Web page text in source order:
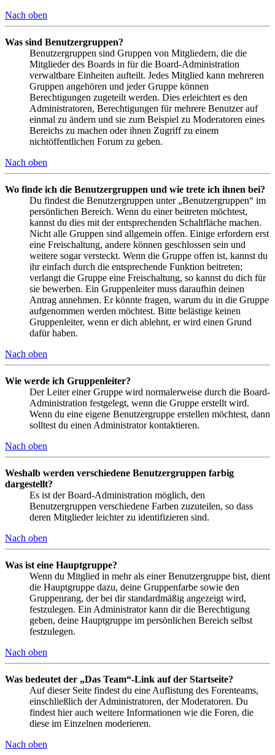
Nach oben
Was sind Benutzergruppen?
Benutzergruppen sind Gruppen von Mitgliedern, die die
Mitglieder des Boards in für die Board-Administration
verwaltbare Einheiten aufteilt. Jedes Mitglied kann mehreren
Gruppen angehören und jeder Gruppe können
Berechtigungen zugeteilt werden. Dies erleichtert es den
Administratoren, Berechtigungen für mehrere Benutzer auf
einmal zu ändern und sie zum Beispiel zu Moderatoren eines
Bereichs zu machen oder ihnen Zugriff zu einem
nichtöffentlichen Forum zu geben.
Nach oben
Wo finde ich die Benutzergruppen und wie trete ich ihnen bei?
Du findest die Benutzergruppen unter „Benutzergruppen“ im
persönlichen Bereich. Wenn du einer beitreten möchtest,
kannst du dies mit der entsprechenden Schaltfläche machen.
Nicht alle Gruppen sind allgemein offen. Einige erfordern erst
eine Freischaltung, andere können geschlossen sein und
weitere sogar versteckt. Wenn die Gruppe offen ist, kannst du
ihr einfach durch die entsprechende Funktion beitreten;
verlangt die Gruppe eine Freischaltung, so kannst du dich für
sie bewerben. Ein Gruppenleiter muss daraufhin deinen
Antrag annehmen. Er könnte fragen, warum du in die Gruppe
aufgenommen werden möchtest. Bitte belästige keinen
Gruppenleiter, wenn er dich ablehnt, er wird einen Grund
dafür haben.
Nach oben
Wie werde ich Gruppenleiter?
Der Leiter einer Gruppe wird normalerweise durch die Board-
Administration festgelegt, wenn die Gruppe erstellt wird.
Wenn du eine eigene Benutzergruppe erstellen möchtest, dann
solltest du einen Administrator kontaktieren.
Nach oben
Weshalb werden verschiedene Benutzergruppen farbig
dargestellt?
Es ist der Board-Administration möglich, den
Benutzergruppen verschiedene Farben zuzuteilen, so dass
deren Mitglieder leichter zu identifizieren sind.
Nach oben
Was ist eine Hauptgruppe?
Wenn du Mitglied in mehr als einer Benutzergruppe bist, dient
die Hauptgruppe dazu, deine Gruppenfarbe sowie den
Gruppenrang, der bei dir standardmäßig angezeigt wird,
festzulegen. Ein Administrator kann dir die Berechtigung
geben, deine Hauptgruppe im persönlichen Bereich selbst
festzulegen.
Nach oben
Was bedeutet der „Das Team“-Link auf der Startseite?
Auf dieser Seite findest du eine Auflistung des Forenteams,
einschließlich der Administratoren, der Moderatoren. Du
findest hier auch weitere Informationen wie die Foren, die
diese im Einzelnen moderieren.
Nach oben